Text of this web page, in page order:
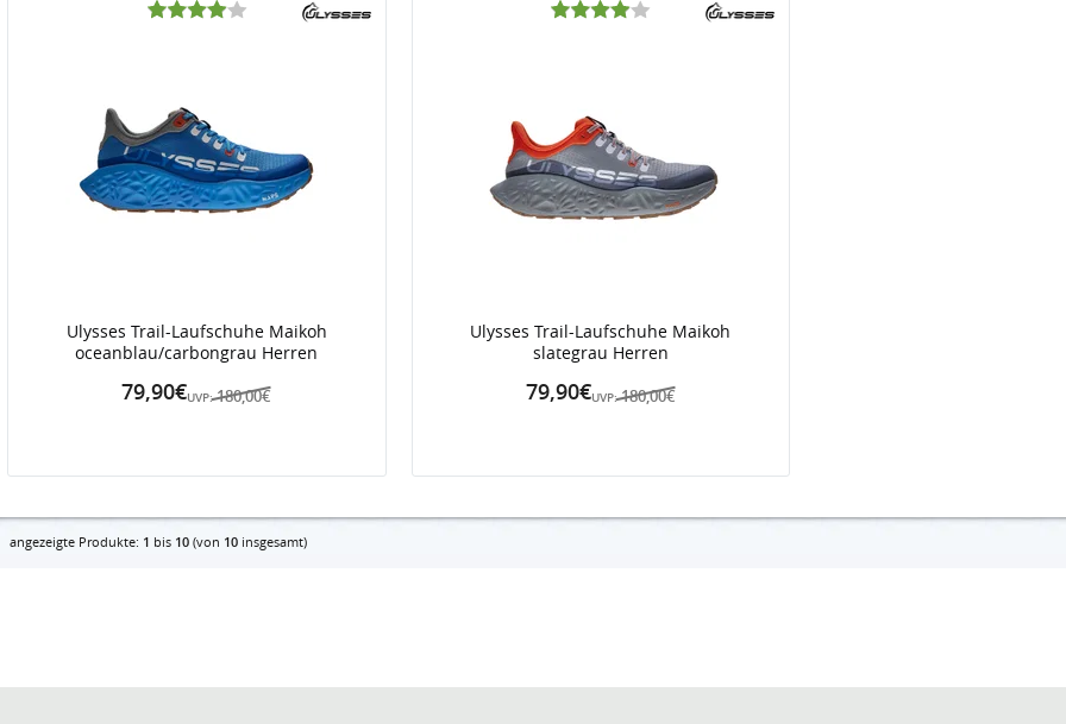
Ulysses Trail-Laufschuhe Maikoh
oceanblau/carbongrau Herren
UVP: 180,00€
79,90€
Ulysses Trail-Laufschuhe Maikoh
slategrau Herren
UVP: 180,00€
79,90€
angezeigte Produkte: 1 bis 10 (von 10 insgesamt)